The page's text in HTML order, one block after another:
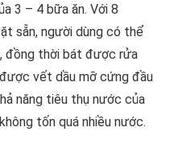
3 – 4 bữa ăn. Với 8
sẵn, người dùng có thể
đồng thời bát được rửa
vết dầu mỡ cứng đầu
năng tiêu thụ nước của
tốn quá nhiều nước.